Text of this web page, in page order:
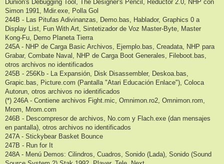
Dunion's Debugging Tool, The Designer's Pencil, Reductor 2.0, NHP con
Simon 1991, Mdir.exe, Polla Gol
244B - Las Pitufas Adivinanzas, Demo.bas, Hablador, Graphics 0 a
Display List, Fun With Art, Sintetizador de Voz Master-Byte, Master
Kong-Fu, Demo Planeta Tierra
245A - NHP de Carga Basic Archivos, Ejemplo.bas, Creadata, NHP para
Grabar, Combate Naval, NHP de Carga Boot Generales, Fileboot.bas,
otros archivos no identificados
245B - 256Kb - La Expansión, Disk Disassembler, Deskoa.bas,
Grapic.bas, Picture.com (Pantalla "Atari Educación Enlace"), Coloca
Autorun, otros archivos no identificados
(*) 246A - Contiene archivos Fight.mic, Omnimon.ro2, Omnimon.rom,
Mrom, Mrom.com
246B - Descompresor de archivos, No.com y Flach.exe (dan mensajes
en pantalla), otros archivos no identificados
247A - Stickybear Basket Bounce
247B - Run for It
248A - Menú Demos: Cilindros, Cuadros, Sonido (Lada), Sonido (Sound